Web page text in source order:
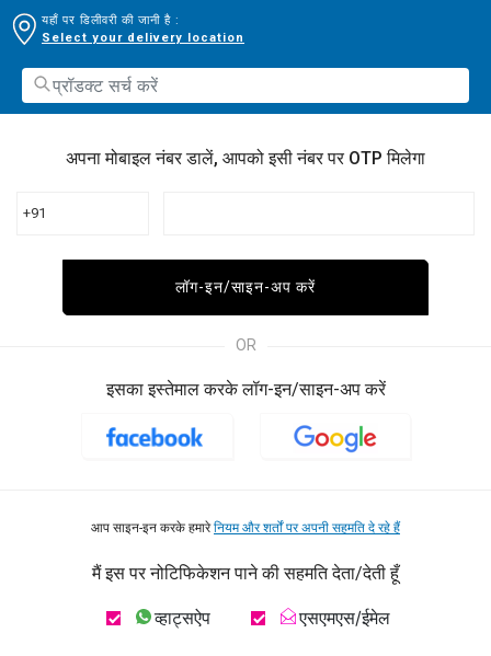
यहाँ पर डिलीवरी की जानी है :
Select your delivery location
अपना मोबाइल नंबर डालें, आपको इसी नंबर पर OTP मिलेगा
+91
लॉग-इन/साइन-अप करें
OR
इसका इस्तेमाल करके लॉग-इन/साइन-अप करें
आप साइन-इन करके हमारेनियम और शर्तों पर अपनी सहमति दे रहे हैं
मैं इस पर नोटिफिकेशन पाने की सहमति देता/देती हूँ
व्हाट्सऐप एसएमएस/ईमेल